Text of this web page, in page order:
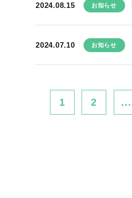
2024.08.15 お知らせ
2024.07.10 お知らせ
1 2 ...